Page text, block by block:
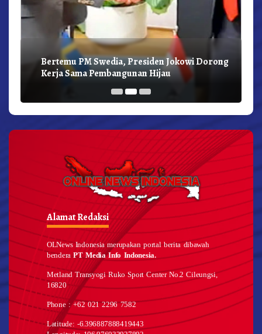
Bertemu PM Swedia, Presiden Jokowi Dorong
Kerja Sama Pembangunan Hijau
Alamat Redaksi
OLNews Indonesia merupakan portal berita dibawah
benderaPT Media Info Indonesia.
Metland Transyogi Ruko Sport Center No.2 Cileungsi,
16820
Phone : +62 021 2296 7582
Latitude: -6.396887888419443